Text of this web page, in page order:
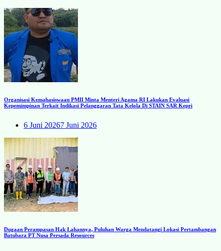
Organisasi Kemahasiswaan PMII Minta Menteri Agama RI Lakukan Evaluasi
Kepemimpinan Terkait Indikasi Pelanggaran Tata Kelola Di STAIN SAR Kepri
6 Juni 20267 Juni 2026
Dugaan Perampasan Hak Lahannya, Puluhan Warga Mendatangi Lokasi Pertambangan
Batubara PT Nusa Persada Resources